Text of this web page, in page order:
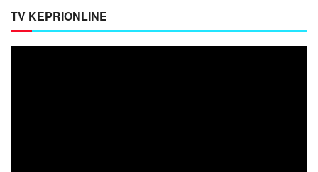
TV KEPRIONLINE